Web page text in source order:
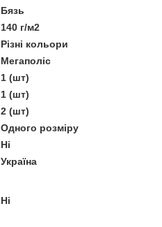
Бязь
140 г/м2
Різні кольори
Мегаполіс
1 (шт)
1 (шт)
2 (шт)
Одного розміру
Ні
Україна
Ні